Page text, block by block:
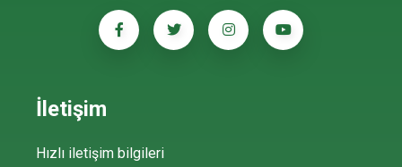
İletişim
Hızlı iletişim bilgileri